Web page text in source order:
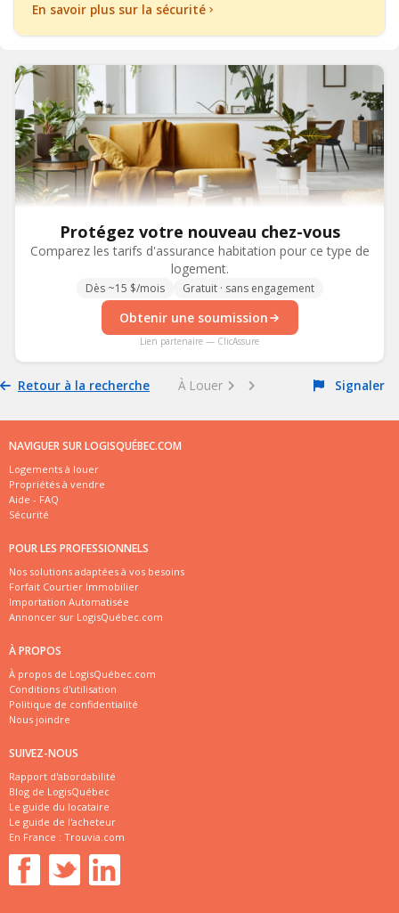
En savoir plus sur la sécurité
Protégez votre nouveau chez-vous
Comparez les tarifs d'assurance habitation pour ce type de
logement.
Dès ~15 $/mois Gratuit · sans engagement
Obtenir une soumission
Lien partenaire — ClicAssure
Retour à la recherche À Louer Signaler
NAVIGUER SUR LOGISQUÉBEC.COM
Logements à louer
Propriétés à vendre
Aide - FAQ
Sécurité
POUR LES PROFESSIONNELS
Nos solutions adaptées à vos besoins
Forfait Courtier Immobilier
Importation Automatisée
Annoncer sur LogisQuébec.com
À PROPOS
À propos de LogisQuébec.com
Conditions d'utilisation
Politique de confidentialité
Nous joindre
SUIVEZ-NOUS
Rapport d'abordabilité
Blog de LogisQuébec
Le guide du locataire
Le guide de l'acheteur
En France : Trouvia.com